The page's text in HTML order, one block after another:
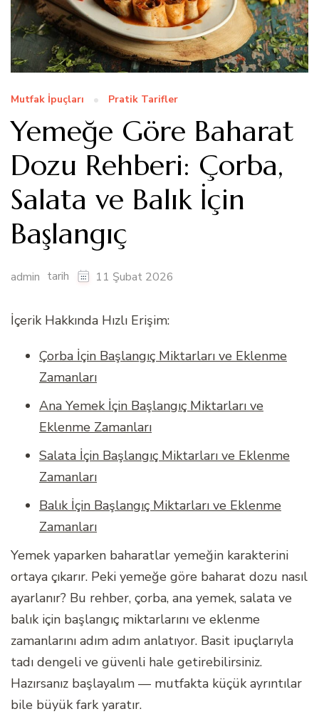
Mutfak İpuçları Pratik Tarifler
Yemeğe Göre Baharat
Dozu Rehberi: Çorba,
Salata ve Balık İçin
Başlangıç
admin tarih 11 Şubat 2026
İçerik Hakkında Hızlı Erişim:
Çorba İçin Başlangıç Miktarları ve Eklenme
Zamanları
Ana Yemek İçin Başlangıç Miktarları ve
Eklenme Zamanları
Salata İçin Başlangıç Miktarları ve Eklenme
Zamanları
Balık İçin Başlangıç Miktarları ve Eklenme
Zamanları
Yemek yaparken baharatlar yemeğin karakterini
ortaya çıkarır. Peki yemeğe göre baharat dozu nasıl
ayarlanır? Bu rehber, çorba, ana yemek, salata ve
balık için başlangıç miktarlarını ve eklenme
zamanlarını adım adım anlatıyor. Basit ipuçlarıyla
tadı dengeli ve güvenli hale getirebilirsiniz.
Hazırsanız başlayalım — mutfakta küçük ayrıntılar
bile büyük fark yaratır.